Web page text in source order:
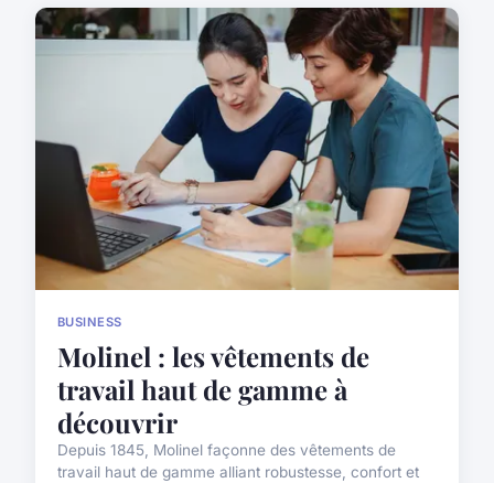
BUSINESS
Molinel : les vêtements de
travail haut de gamme à
découvrir
Depuis 1845, Molinel façonne des vêtements de
travail haut de gamme alliant robustesse, confort et